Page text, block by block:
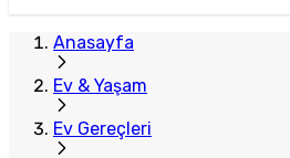
Anasayfa
Ev & Yaşam
Ev Gereçleri